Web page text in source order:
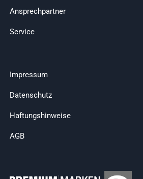
Ansprechpartner
Service
Impressum
Datenschutz
Haftungshinweise
AGB